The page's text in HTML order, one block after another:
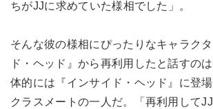
ちがJJに求めていた様相でした」。
そんな彼の様相にぴったりなキャラク
ド・ヘッド』から再利用したと話すの
体的には『インサイド・ヘッド』に登
クラスメートの一人だ。「再利用してJJ